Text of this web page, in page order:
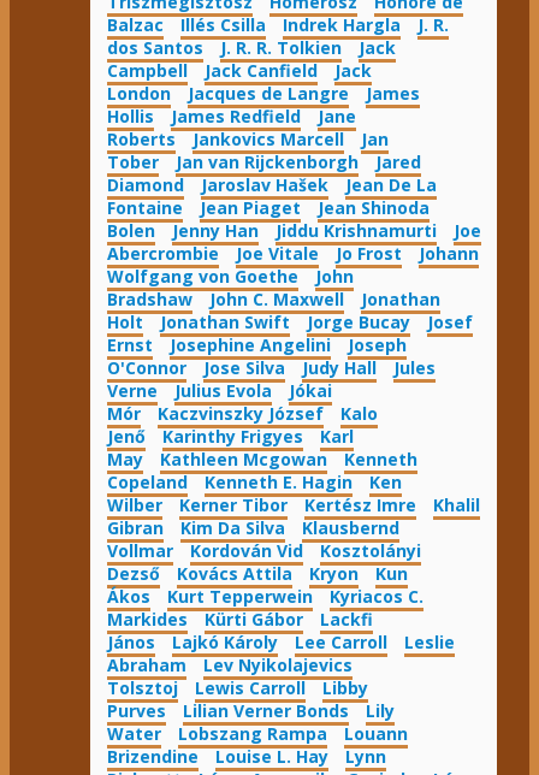
Balzac
Illés Csilla Indrek Hargla
J. R.
dos Santos
J. R. R. Tolkien
Jack
Campbell
Jack Canfield
Jack
London
Jacques de Langre
James
Hollis
James Redfield
Jane
Roberts
Jankovics Marcell
Jan
Tober
Jan van Rijckenborgh
Jared
Diamond
Jaroslav Hašek
Jean De La
Fontaine
Jean Piaget
Jean Shinoda
Bolen
Jenny Han Jiddu Krishnamurti
Joe
Abercrombie
Joe Vitale Jo Frost
Johann
Wolfgang von Goethe
John
Bradshaw
John C. Maxwell
Jonathan
Holt
Jonathan Swift Jorge Bucay
Josef
Ernst
Josephine Angelini
Joseph
O'Connor
Jose Silva Judy Hall
Jules
Verne
Julius Evola
Jókai
Mór
Kaczvinszky József
Kalo
Jenő
Karinthy Frigyes
Karl
May
Kathleen Mcgowan
Kenneth
Copeland
Kenneth E. Hagin
Ken
Wilber
Kerner Tibor Kertész Imre
Khalil
Gibran
Kim Da Silva
Klausbernd
Vollmar
Kordován Vid
Kosztolányi
Dezső
Kovács Attila Kryon
Kun
Ákos
Kurt Tepperwein
Kyriacos C.
Markides
Kürti Gábor
Lackfi
János
Lajkó Károly Lee Carroll
Leslie
Abraham
Lev Nyikolajevics
Tolsztoj
Lewis Carroll
Libby
Purves
Lilian Verner Bonds
Lily
Water
Lobszang Rampa
Louann
Brizendine
Louise L. Hay
Lynn